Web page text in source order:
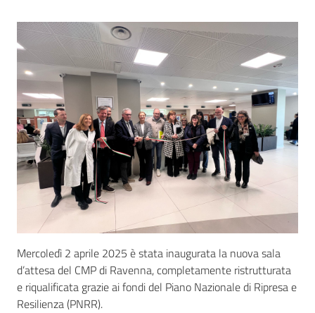
a...
Bandi
e
Concorsi
Seguici
su
Mercoledì 2 aprile 2025 è stata inaugurata la nuova sala
d’attesa del CMP di Ravenna, completamente ristrutturata
e riqualificata grazie ai fondi del Piano Nazionale di Ripresa e
Resilienza (PNRR).